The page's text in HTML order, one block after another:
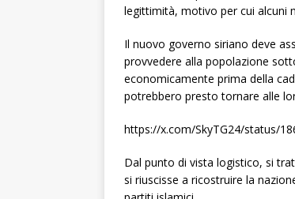
legittimità, motivo per cui alcuni
Il nuovo governo siriano deve
provvedere alla popolazione
economicamente prima della
potrebbero presto tornare alle
https://x.com/SkyTG24/status/
Dal punto di vista logistico, si
si riuscisse a ricostruire la